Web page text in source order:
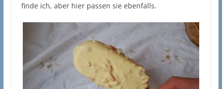
finde ich, aber hier passen sie ebenfalls.